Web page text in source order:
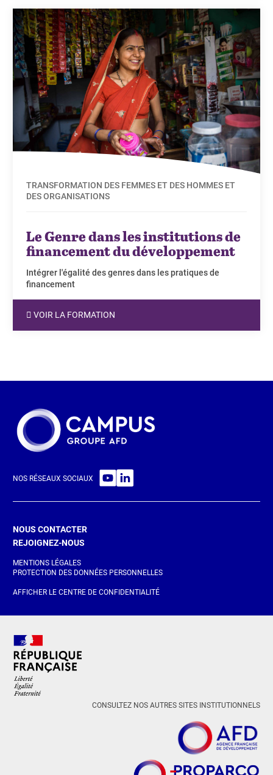
TRANSFORMATION DES FEMMES ET DES HOMMES ET
DES ORGANISATIONS
Le Genre dans les institutions de
financement du développement
Intégrer l'égalité des genres dans les pratiques de
financement
VOIR LA FORMATION
NOS RÉSEAUX SOCIAUX
NOUS CONTACTER
REJOIGNEZ-NOUS
MENTIONS LÉGALES
PROTECTION DES DONNÉES PERSONNELLES
AFFICHER LE CENTRE DE CONFIDENTIALITÉ
CONSULTEZ NOS AUTRES SITES INSTITUTIONNELS